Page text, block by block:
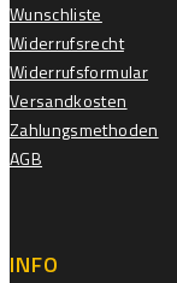
Wunschliste
Widerrufsrecht
Widerrufsformular
Versandkosten
Zahlungsmethoden
AGB
INFO